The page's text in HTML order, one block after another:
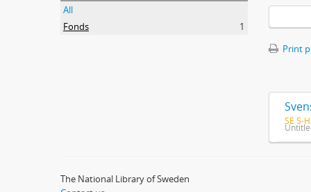
All
Fonds
1
Print
SE S-
The National Library of Sweden